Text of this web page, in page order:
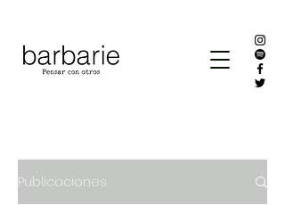
Publicaciones